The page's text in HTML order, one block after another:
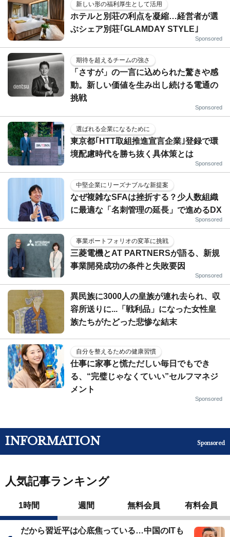
新しい形の福利厚生として活用
ホテルと別荘の利点を凝縮…経営者が選
ぶシェア別荘｢GLAMDAY STYLE｣
Sponsored
期待を超えるチームの強さ
「さすが」の一言に込められた驚きや感
動。新しい価値を生み出し続ける電通の
挑戦
Sponsored
選ばれる企業になるために
東京都｢HTT取組推進宣言企業｣登録で環
境配慮時代を勝ち抜く具体策とは
Sponsored
中堅企業にリーズナブルな新提案
なぜ複雑なSFAは挫折する？少人数組織
に最適な「名刺管理の延長」で進めるDX
Sponsored
事業ポートフォリオの変革に挑戦
三菱電機とAT PARTNERSが語る、新規
事業開発成功の条件と失敗要因
Sponsored
異民族に3000人の皇族が連れ去られ、収
容所送りに...「戦利品」になった女性皇
族たちがたどった悲惨な結末
自分を整えるための健康習慣
仕事に家事と慌ただしい毎日でもでき
る、“完璧じゃなくていい”セルフマネジ
メント
Sponsored
INFORMATION Sponsored
人気記事ランキング
1時間 週間 無料会員 有料会員
だから習近平は心底焦っている…中国のITも